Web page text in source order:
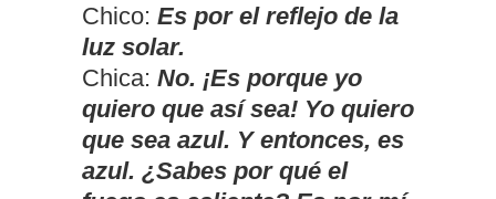
Chico: Es por el reflejo de la
luz solar.
Chica: No. ¡Es porque yo
quiero que así sea! Yo quiero
que sea azul. Y entonces, es
azul. ¿Sabes por qué el